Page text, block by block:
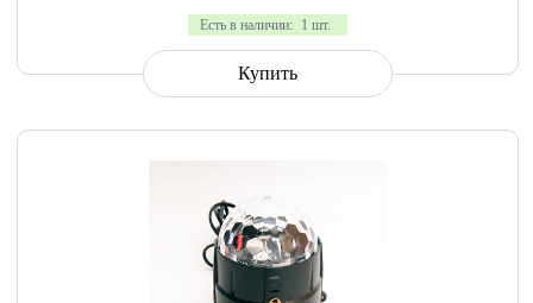
Есть в наличии: 1 шт.
Купить